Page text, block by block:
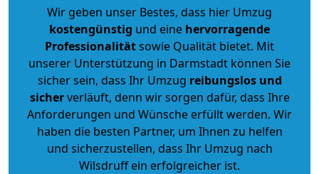
Wir geben unser Bestes, dass hier Umzug
kostengünstig und eine hervorragende
Professionalitätsowie Qualität bietet. Mit
unserer Unterstützung in Darmstadt können Sie
sicher sein, dass Ihr Umzug reibungslos und
sicherverläuft, denn wir sorgen dafür, dass Ihre
Anforderungen und Wünsche erfüllt werden. Wir
haben die besten Partner, um Ihnen zu helfen
und sicherzustellen, dass Ihr Umzug nach
Wilsdruff ein erfolgreicher ist.